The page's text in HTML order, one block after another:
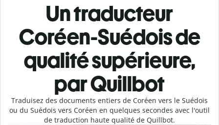
Un traducteur
Coréen-Suédois de
qualité supérieure,
par Quillbot
Traduisez des documents entiers de Coréen vers le Suédois
ou du Suédois vers Coréen en quelques secondes avec l'outil
de traduction haute qualité de Quillbot.